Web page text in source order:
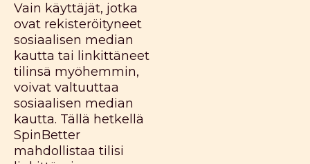
Vain käyttäjät, jotka
ovat rekisteröityneet
sosiaalisen median
kautta tai linkittäneet
tilinsä myöhemmin,
voivat valtuuttaa
sosiaalisen median
kautta. Tällä hetkellä
SpinBetter
mahdollistaa tilisi